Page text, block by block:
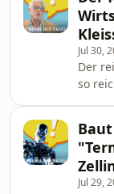
und
den
und
Jul 30,
Der
so
und
vor
Jul 29,